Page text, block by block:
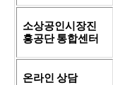
소상공인시장진
흥공단 통합센터
온라인 상담